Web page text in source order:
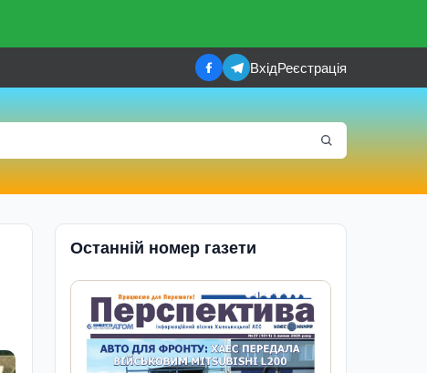
ВхідРеєстрація
Останній номер газети